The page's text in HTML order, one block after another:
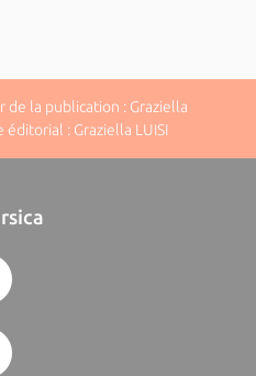
la publication : Graziella
: Graziella LUISI